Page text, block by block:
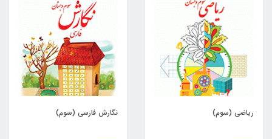
ریاضی (سوم) نگارش فارسی (سوم)